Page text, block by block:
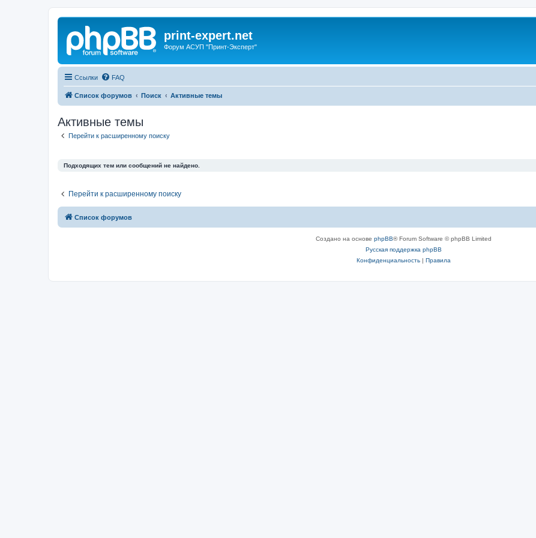
print-expert.net
Форум АСУП "Принт-Эксперт"
Ссылки FAQ
Список форумов Поиск Активные темы
Активные темы
Перейти к расширенному поиску
Подходящих тем или сообщений не найдено.
Перейти к расширенному поиску
Список форумов
Создано на основе phpBB® Forum Software © phpBB Limited
Русская поддержка phpBB
Конфиденциальность| Правила